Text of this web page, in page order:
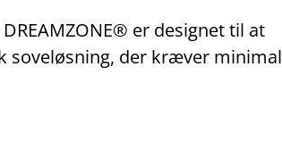
er designet til at
soveløsning, der kræver minimal